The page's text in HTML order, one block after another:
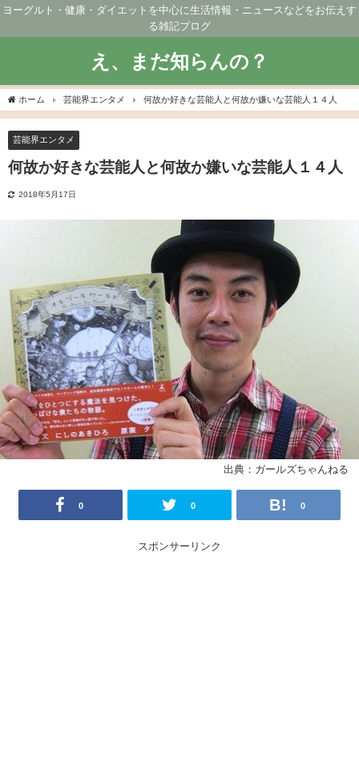
ヨーグルト・健康・ダイエットを中心に生活情報・ニュースなどをお伝えす
る雑記ブログ
え、まだ知らんの？
ホーム 芸能界エンタメ 何故か好きな芸能人と何故か嫌いな芸能人１４人
芸能界エンタメ
何故か好きな芸能人と何故か嫌いな芸能人１４人
2018年5月17日
出典：ガールズちゃんねる
0 0 0
スポンサーリンク